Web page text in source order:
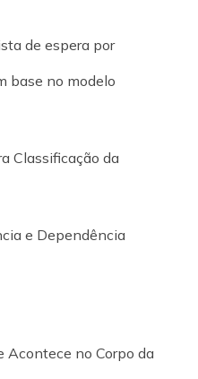
de espera por
base no modelo
Classificação da
e Dependência
Acontece no Corpo da